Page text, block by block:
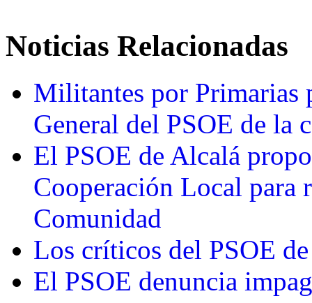
Noticias Relacionadas
Militantes por Primarias
General del PSOE de la
El PSOE de Alcalá
Cooperación Local para
Comunidad
Los críticos del PSOE
El PSOE denuncia